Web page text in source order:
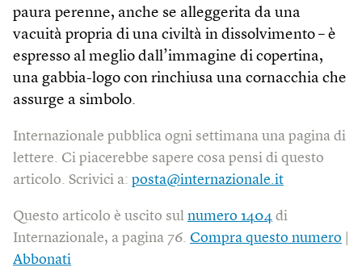
paura perenne, anche se alleggerita da una
vacuità propria di una civiltà in dissolvimento – è
espresso al meglio dall’immagine di copertina,
una gabbia-logo con rinchiusa una cornacchia che
assurge a simbolo.
Internazionale pubblica ogni settimana una pagina di
lettere. Ci piacerebbe sapere cosa pensi di questo
articolo. Scrivici a: posta@internazionale.it
Questo articolo è uscito sul numero 1404 di
Internazionale, a pagina 76. Compra questo numero
Abbonati